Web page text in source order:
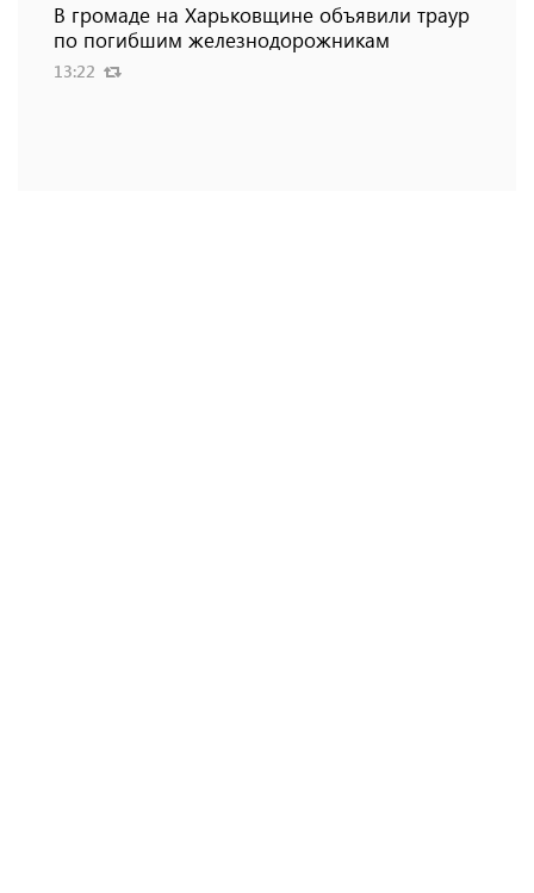
В громаде на Харьковщине объявили траур
по погибшим железнодорожникам
13:22